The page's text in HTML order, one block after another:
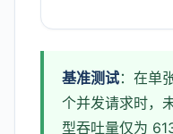
基准测试：在单
个并发请求时，
型吞吐量仅为